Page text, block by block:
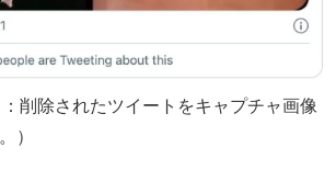
削除されたツイートをキャプチャ画像
）